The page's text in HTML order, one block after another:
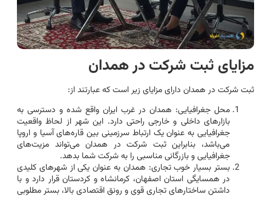
مزایای ثبت شرکت در همدان
ثبت شرکت در همدان دارای مزایای زیر است که عبارتند از:
محل جغرافیایی: همدان در غرب ایران واقع شده و دسترسی به
بازارهای داخلی و خارجی راحتی دارد. این شهر از لحاظ واقعیت
جغرافیایی به عنوان یک ارتباط سرزمینی بین قاره‌های آسیا و اروپا
می‌باشد، بنابراین ثبت شرکت در همدان می‌تواند مزیت‌های
جغرافیایی و بازرگانی مناسبی را به شرکت شما بدهد.
بستر بسیار خوب تجاری: همدان به عنوان یکی از شهرهای کلیدی
در همسایگی استان اصفهان، کرمانشاه و کردستان قرار دارد و با
داشتن ساختارهای تجاری قوی و رونق اقتصادی بالا، بستر مطلوبی